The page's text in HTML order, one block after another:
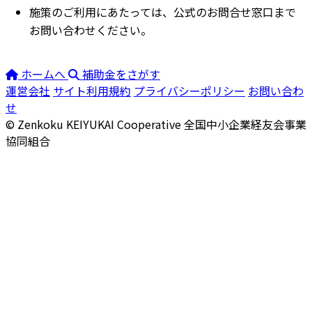
施策のご利用にあたっては、公式のお問合せ窓口まで
お問い合わせください。
ホームへ
補助金をさがす
運営会社 サイト利用規約 プライバシーポリシー お問い合わ
せ
© Zenkoku KEIYUKAI Cooperative全国中小企業経友会事業
協同組合